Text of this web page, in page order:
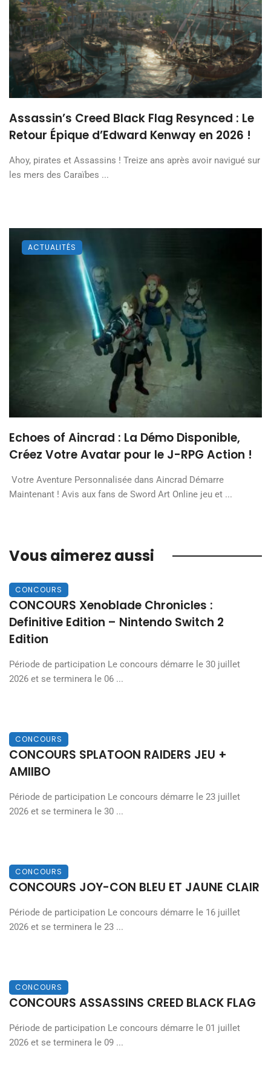
Assassin’s Creed Black Flag Resynced : Le
Retour Épique d’Edward Kenway en 2026 !
Ahoy, pirates et Assassins ! Treize ans après avoir navigué sur
les mers des Caraïbes ...
ACTUALITÉS
Echoes of Aincrad : La Démo Disponible,
Créez Votre Avatar pour le J-RPG Action !
Votre Aventure Personnalisée dans Aincrad Démarre
Maintenant ! Avis aux fans de Sword Art Online jeu et ...
Vous aimerez aussi
CONCOURS
CONCOURS Xenoblade Chronicles :
Definitive Edition – Nintendo Switch 2
Edition
Période de participation Le concours démarre le 30 juillet
2026 et se terminera le 06 ...
CONCOURS
CONCOURS SPLATOON RAIDERS JEU +
AMIIBO
Période de participation Le concours démarre le 23 juillet
2026 et se terminera le 30 ...
CONCOURS
CONCOURS JOY-CON BLEU ET JAUNE CLAIR
Période de participation Le concours démarre le 16 juillet
2026 et se terminera le 23 ...
CONCOURS
CONCOURS ASSASSINS CREED BLACK FLAG
Période de participation Le concours démarre le 01 juillet
2026 et se terminera le 09 ...